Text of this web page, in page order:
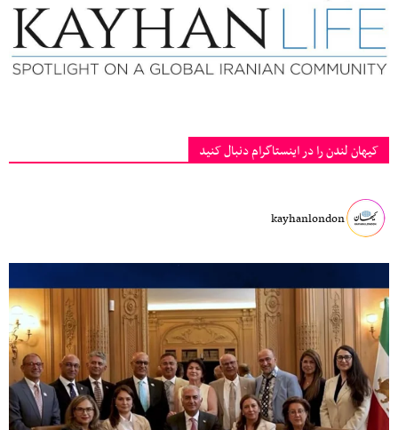
کیهان لندن را در اینستاگرام دنبال کنید
kayhanlondon